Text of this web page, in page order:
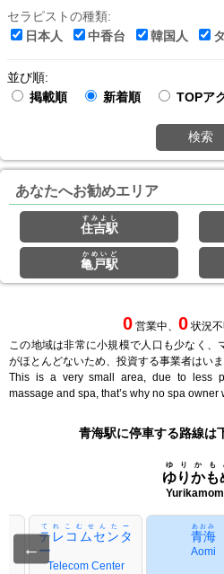
セラピストの種類:
日本人
中香台 韓国人
並び順:
掲載順
新着順 TOPア
検索
あなたへお勧めエリア
住吉駅
すみよし
亀戸駅
かめいど
0 営業中、 0 状況不
この地域は非常に小規模で人口も少なく、
がほとんどないため、投資する事業者はいま
This is a very small area, due to less
massage and spa, that’s why no spa
青海駅に停車する路線は
ゆりかも
ゆりかも
←
テレコムセンタ
ー
てれこむせんたー
Telecom Center
青海
あおみ
Aomi